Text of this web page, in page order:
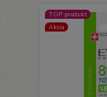
TOP produkt
Akcia